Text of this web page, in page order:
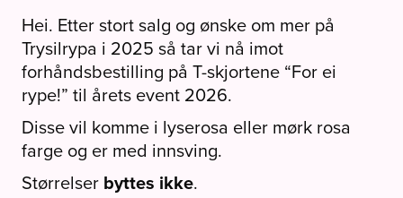
ei
rype"
Forhåndsbestilling
for
Trysilrypa
2026
(ROSA)
antall
Hei. Etter stort salg og ønske om mer på
Trysilrypa i 2025 så tar vi nå imot
forhåndsbestilling på T-skjortene “For ei
rype!” til årets event 2026.
Disse vil komme i lyserosa eller mørk rosa
farge og er med innsving.
Størrelser byttes ikke.